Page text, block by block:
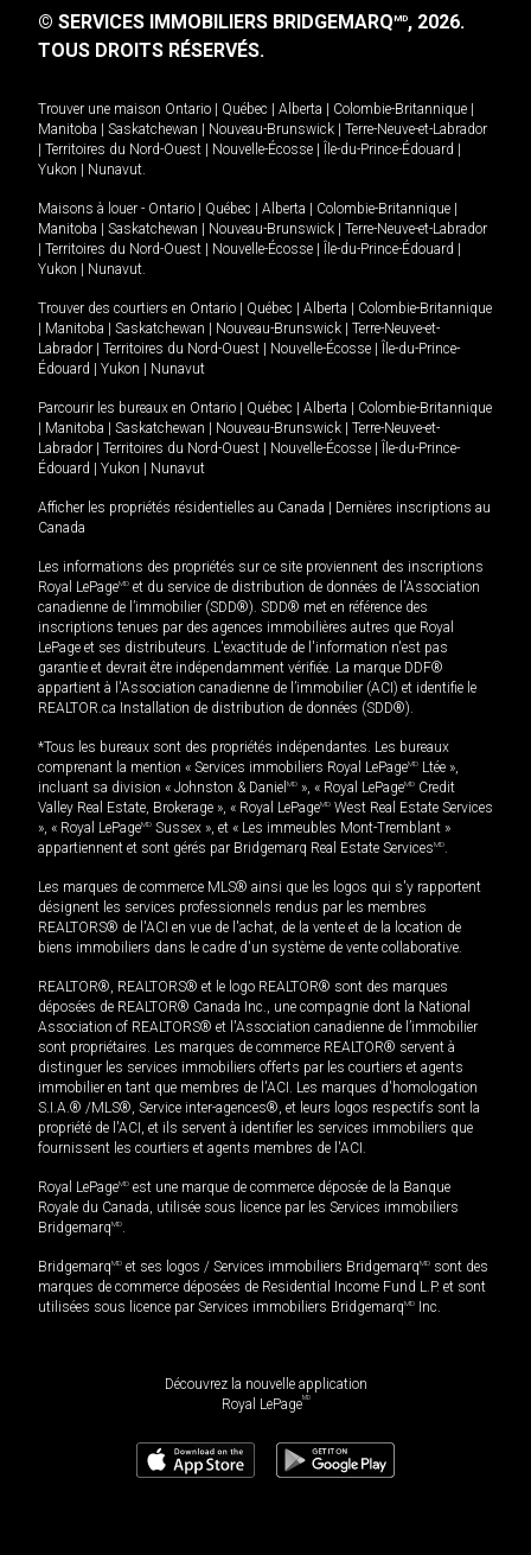
© SERVICES IMMOBILIERS BRIDGEMARQMD, 2026.
TOUS DROITS RÉSERVÉS.
Trouver une maison Ontario Québec Alberta Colombie-Britannique
Manitoba
Saskatchewan Nouveau-Brunswick
Terre-Neuve-et-Labrador
Territoires du Nord-Ouest Nouvelle-Écosse Île-du-Prince-Édouard
Yukon
Nunavut.
Maisons à louer - Ontario Québec Alberta Colombie-Britannique
Manitoba
Saskatchewan Nouveau-Brunswick
Terre-Neuve-et-Labrador
Territoires du Nord-Ouest Nouvelle-Écosse Île-du-Prince-Édouard
Yukon
Nunavut.
Trouver des courtiers en Ontario Québec Alberta
Colombie-Britannique
Manitoba Saskatchewan Nouveau-Brunswick
Terre-Neuve-et-
Labrador
Territoires du Nord-Ouest Nouvelle-Écosse
Île-du-Prince-
Édouard
Yukon Nunavut
Parcourir les bureaux en Ontario Québec Alberta
Colombie-Britannique
Manitoba Saskatchewan Nouveau-Brunswick
Terre-Neuve-et-
Labrador
Territoires du Nord-Ouest Nouvelle-Écosse
Île-du-Prince-
Édouard
Yukon Nunavut
Afficher les propriétés résidentielles au Canada
Dernières inscriptions au
Canada
Les informations des propriétés sur ce site proviennent des inscriptions
Royal LePageMD et du service de distribution de données de l'Association
canadienne de l’immobilier (SDD®). SDD® met en référence des
inscriptions tenues par des agences immobilières autres que Royal
LePage et ses distributeurs. L'exactitude de l'information n'est pas
garantie et devrait être indépendamment vérifiée. La marque DDF®
appartient à l'Association canadienne de l’immobilier (ACI) et identifie le
REALTOR.ca Installation de distribution de données (SDD®).
*Tous les bureaux sont des propriétés indépendantes. Les bureaux
comprenant la mention « Services immobiliers Royal LePageMD Ltée »,
incluant sa division « Johnston & Daniel MD », « Royal LePageMD Credit
Valley Real Estate, Brokerage », « Royal LePageMD West Real Estate Services
», « Royal LePageMD Sussex », et « Les immeubles Mont-Tremblant »
appartiennent et sont gérés par Bridgemarq Real Estate ServicesMD.
Les marques de commerce MLS® ainsi que les logos qui s'y rapportent
désignent les services professionnels rendus par les membres
REALTORS® de l'ACI en vue de l'achat, de la vente et de la location de
biens immobiliers dans le cadre d'un système de vente collaborative.
REALTOR®, REALTORS® et le logo REALTOR® sont des marques
déposées de REALTOR® Canada Inc., une compagnie dont la National
Association of REALTORS® et l'Association canadienne de l’immobilier
sont propriétaires. Les marques de commerce REALTOR® servent à
distinguer les services immobiliers offerts par les courtiers et agents
immobilier en tant que membres de l'ACI. Les marques d'homologation
S.I.A.® /MLS®, Service inter-agences®, et leurs logos respectifs sont la
propriété de l'ACI, et ils servent à identifier les services immobiliers que
fournissent les courtiers et agents membres de l'ACI.
Royal LePageMD est une marque de commerce déposée de la Banque
Royale du Canada, utilisée sous licence par les Services immobiliers
BridgemarqMD.
BridgemarqMD et ses logos / Services immobiliers BridgemarqMD sont des
marques de commerce déposées de Residential Income Fund L.P. et sont
utilisées sous licence par Services immobiliers BridgemarqMD Inc.
Découvrez la nouvelle application
Royal LePageMD